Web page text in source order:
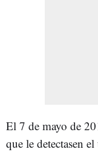
El 7 de mayo de
que le detectasen